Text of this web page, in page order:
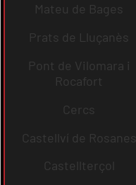
Mateu de Bages
Prats de Lluçanès
Pont de Vilomara i
Rocafort
Cercs
Castellví de Rosanes
Castellterçol